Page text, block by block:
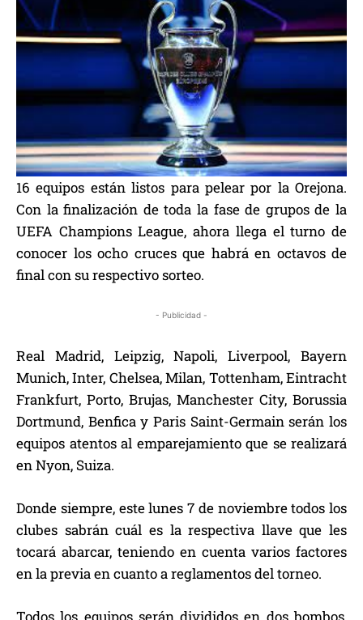
16 equipos están listos para pelear por la Orejona.
Con la finalización de toda la fase de grupos de la
UEFA Champions League, ahora llega el turno de
conocer los ocho cruces que habrá en octavos de
final con su respectivo sorteo.
- Publicidad -
Real Madrid, Leipzig, Napoli, Liverpool, Bayern
Munich, Inter, Chelsea, Milan, Tottenham, Eintracht
Frankfurt, Porto, Brujas, Manchester City, Borussia
Dortmund, Benfica y Paris Saint-Germain serán los
equipos atentos al emparejamiento que se realizará
en Nyon, Suiza.
Donde siempre, este lunes 7 de noviembre todos los
clubes sabrán cuál es la respectiva llave que les
tocará abarcar, teniendo en cuenta varios factores
en la previa en cuanto a reglamentos del torneo.
Todos los equipos serán divididos en dos bombos,